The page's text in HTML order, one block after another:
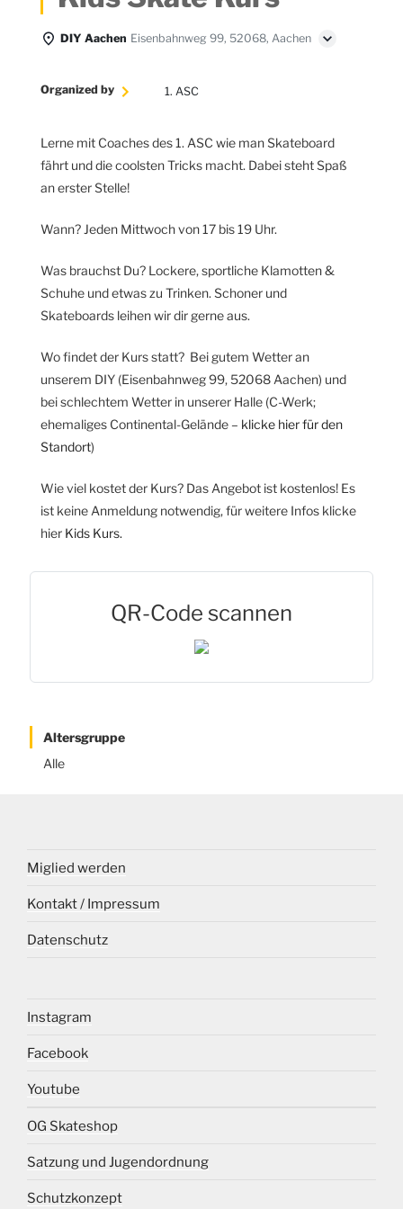
DIY Aachen Eisenbahnweg 99, 52068, Aachen
Organized by 1. ASC
Lerne mit Coaches des 1. ASC wie man Skateboard
fährt und die coolsten Tricks macht. Dabei steht Spaß
an erster Stelle!
Wann? Jeden Mittwoch von 17 bis 19 Uhr.
Was brauchst Du? Lockere, sportliche Klamotten &
Schuhe und etwas zu Trinken. Schoner und
Skateboards leihen wir dir gerne aus.
Wo findet der Kurs statt? Bei gutem Wetter an
unserem DIY (Eisenbahnweg 99, 52068 Aachen) und
bei schlechtem Wetter in unserer Halle (C-Werk;
ehemaliges Continental-Gelände – klicke hier für den
Standort)
Wie viel kostet der Kurs? Das Angebot ist kostenlos! Es
ist keine Anmeldung notwendig, für weitere Infos klicke
hier Kids Kurs.
QR-Code scannen
Altersgruppe
Alle
Miglied werden
Kontakt / Impressum
Datenschutz
Instagram
Facebook
Youtube
OG Skateshop
Satzung und Jugendordnung
Schutzkonzept